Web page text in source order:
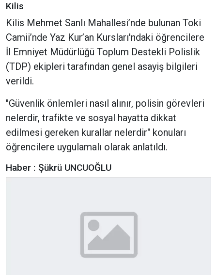
Kilis
Kilis Mehmet Sanlı Mahallesi’nde bulunan Toki
Camii’nde Yaz Kur’an Kursları'ndaki öğrencilere
İl Emniyet Müdürlüğü Toplum Destekli Polislik
(TDP) ekipleri tarafından genel asayiş bilgileri
verildi.
"Güvenlik önlemleri nasıl alınır, polisin görevleri
nelerdir, trafikte ve sosyal hayatta dikkat
edilmesi gereken kurallar nelerdir" konuları
öğrencilere uygulamalı olarak anlatıldı.
Haber : Şükrü UNCUOĞLU